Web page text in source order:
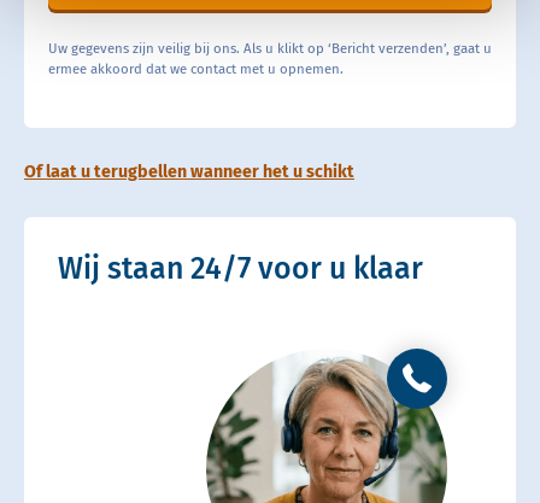
Uw gegevens zijn veilig bij ons. Als u klikt op ‘Bericht verzenden’, gaat u
ermee akkoord dat we contact met u opnemen.
Of laat u terugbellen wanneer het u schikt
Wij staan 24/7 voor u klaar